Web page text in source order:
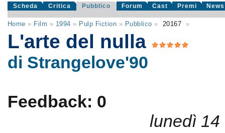
Scheda Critica Pubblico Forum Cast Premi News
Home » Film » 1994 » Pulp Fiction » Pubblico » 20167 »
L'arte del nulla
di Strangelove'90
Feedback: 0
lunedì 14